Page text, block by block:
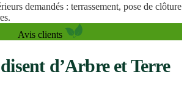
demandés : terrassement, pose de clôture
Avis clients
d’Arbre et Terre